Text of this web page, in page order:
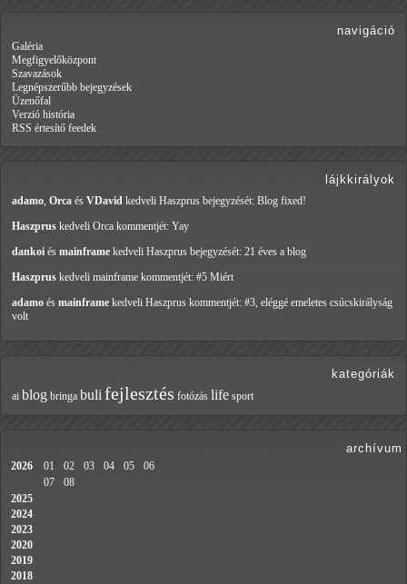
navigáció
Galéria
Megfigyelőközpont
Szavazások
Legnépszerűbb bejegyzések
Üzenőfal
Verzió história
RSS értesítő feedek
lájkkirályok
adamo, Orca és VDavid kedveli Haszprus bejegyzését: Blog fixed!
Haszprus kedveli Orca kommentjét: Yay
dankoi és mainframe kedveli Haszprus bejegyzését: 21 éves a blog
Haszprus kedveli mainframe kommentjét: #5 Miért
adamo és mainframe kedveli Haszprus kommentjét: #3, eléggé emeletes csúcskirályság
volt
kategóriák
ai blog bringa buli fejlesztés fotózás life sport
archívum
2026 01 02 03 04 05
06
07
08
2025
2024
2023
2020
2019
2018